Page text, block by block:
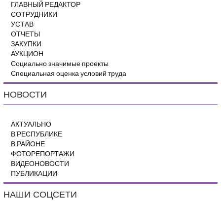
ГЛАВНЫЙ РЕДАКТОР
СОТРУДНИКИ
УСТАВ
ОТЧЕТЫ
ЗАКУПКИ
АУКЦИОН
Социально значимые проекты
Специальная оценка условий труда
НОВОСТИ
АКТУАЛЬНО
В РЕСПУБЛИКЕ
В РАЙОНЕ
ФОТОРЕПОРТАЖИ
ВИДЕОНОВОСТИ
ПУБЛИКАЦИИ
НАШИ СОЦСЕТИ